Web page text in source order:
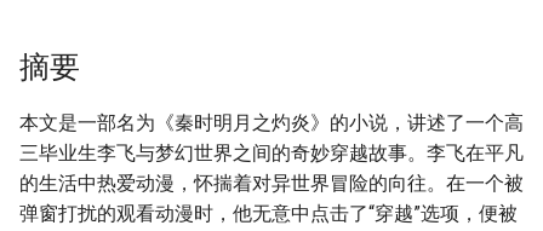
摘要
本文是一部名为《秦时明月之灼炎》的小说，讲述了一个高
三毕业生李飞与梦幻世界之间的奇妙穿越故事。李飞在平凡
的生活中热爱动漫，怀揣着对异世界冒险的向往。在一个被
弹窗打扰的观看动漫时，他无意中点击了“穿越”选项，便被